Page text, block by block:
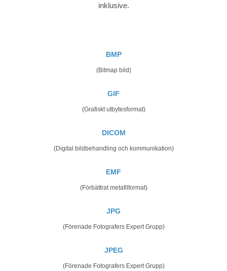
inklusive.
BMP
(Bitmap bild)
GIF
(Grafiskt utbytesformat)
DICOM
(Digital bildbehandling och kommunikation)
EMF
(Förbättrat metafilformat)
JPG
(Förenade Fotografers Expert Grupp)
JPEG
(Förenade Fotografers Expert Grupp)